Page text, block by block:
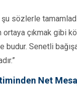
şu sözlerle
çıkmak gibi
Senetli
Net